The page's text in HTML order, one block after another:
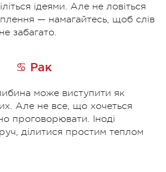
ідеями. Але не ловіться
— намагайтесь, щоб слів
забагато.
♋ Рак
може виступити як
Але не все, що хочеться
проговорювати. Іноді
ділитися простим теплом